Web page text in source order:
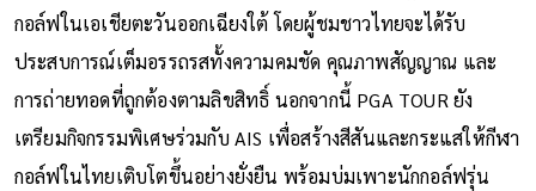
กอล์ฟในเอเชียตะวันออกเฉียงใต้ โดยผู้ชมชาวไทยจะได้รับ
ประสบการณ์เต็มอรรถรสทั้งความคมชัด คุณภาพสัญญาณ และ
การถ่ายทอดที่ถูกต้องตามลิขสิทธิ์ นอกจากนี้ PGA TOUR ยัง
เตรียมกิจกรรมพิเศษร่วมกับ AIS เพื่อสร้างสีสันและกระแสให้กีฬา
กอล์ฟในไทยเติบโตขึ้นอย่างยั่งยืน พร้อมบ่มเพาะนักกอล์ฟรุ่น